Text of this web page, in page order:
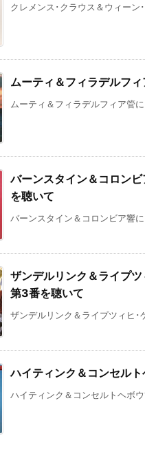
クレメンス･クラウス＆ウィー
ムーティ＆フィラデルフ
ムーティ＆フィラデルフィア管
バーンスタイン＆コロン
を聴いて
バーンスタイン＆コロンビア響
ザンデルリンク＆ライプ
第3番を聴いて
ザンデルリンク＆ライプツィヒ
ハイティンク＆コンセル
ハイティンク＆コンセルトヘボ